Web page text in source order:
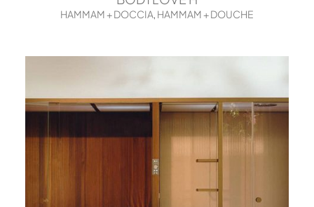
HAMMAM + DOCCIA, HAMMAM + DOUCHE